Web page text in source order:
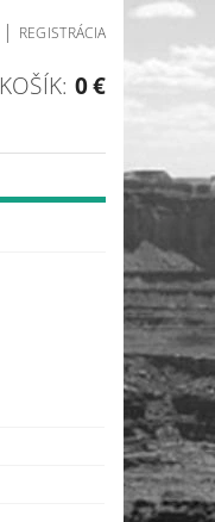
| REGISTRÁCIA
KOŠÍK: 0 €